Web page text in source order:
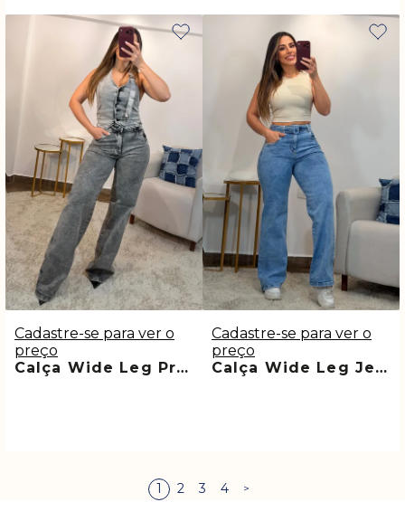
Calça Wide Leg Preta Marmorizada Premium Sol
Cadastre-se para ver o
preço
Calça Wide Leg Jeans Clara Petit Com Cinto Tamy
Cadastre-se para ver o
preço
1 2 3 4